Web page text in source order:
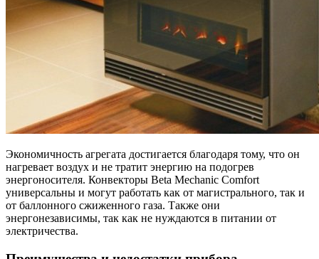
Экономичность агрегата достигается благодаря тому, что он
нагревает воздух и не тратит энергию на подогрев
энергоносителя. Конвекторы Beta Mechanic Comfort
универсальны и могут работать как от магистрального, так и
от баллонного сжиженного газа. Также они
энергонезависимы, так как не нуждаются в питании от
электричества.